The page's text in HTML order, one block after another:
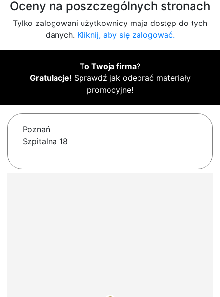
Oceny na poszczególnych stronach
Tylko zalogowani użytkownicy maja dostęp do tych
danych. Kliknij, aby się zalogować.
To Twoja firma?
Gratulacje! Sprawdź jak odebrać materiały
promocyjne!
Poznań
Szpitalna 18